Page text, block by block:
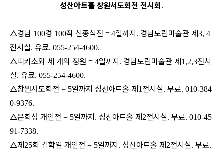
성산아트홀 창원서도회전 전시회 .
△경남 100경 100작 신종식전 = 4일까지. 경남도립미술관 제3, 4
전시실. 유료. 055-254-4600.
△피카소와 세 개의 정원 = 4일까지. 경남도립미술관 제1,2,3전시
실. 유료. 055-254-4600.
△창원서도회전 = 5일까지 성산아트홀 제1전시실. 무료. 010-384
0-9376.
△윤회성 개인전 = 5일까지. 성산아트홀 제2전시실. 무료. 010-45
91-7338.
△제25회 김학일 개인전 = 5일까지. 성산아트홀 제2전시실. 무료.